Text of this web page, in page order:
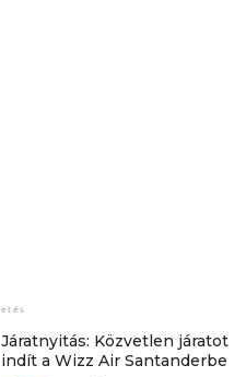
Járatnyitás: Közvetlen járatot
indít a Wizz Air Santanderbe